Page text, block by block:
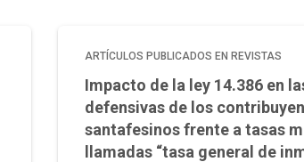
ARTÍCULOS PUBLICADOS EN REVISTAS
Impacto de la ley 14.386 en
defensivas de los
santafesinos frente a tasas
llamadas “tasa general de